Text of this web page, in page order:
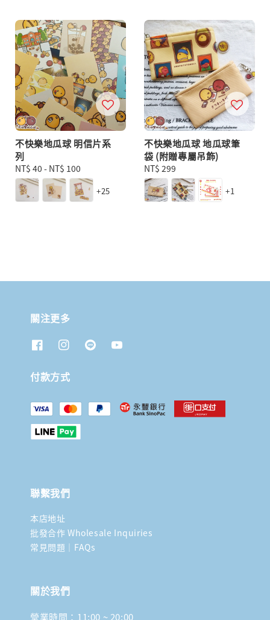
不快樂地瓜球 明信片系
列
Regular
price
NT$ 40 - NT$ 100
+25
不快樂地瓜球 地瓜球筆
袋 (附贈專屬吊飾)
Regular
price
NT$ 299
+1
關注更多
付款方式
聯繫我們
本店地址
批發合作 Wholesale Inquiries
常見問題｜FAQs
關於我們
營業時間：11:00 ~ 20:00